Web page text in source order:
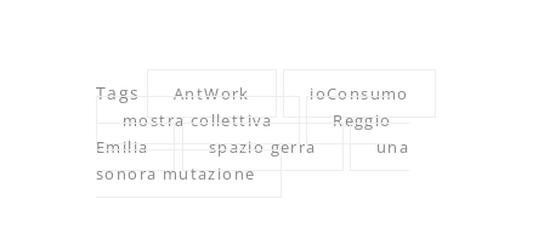
Tags AntWork
ioConsumo
mostra collettiva
Reggio
Emilia
spazio gerra
una
sonora mutazione